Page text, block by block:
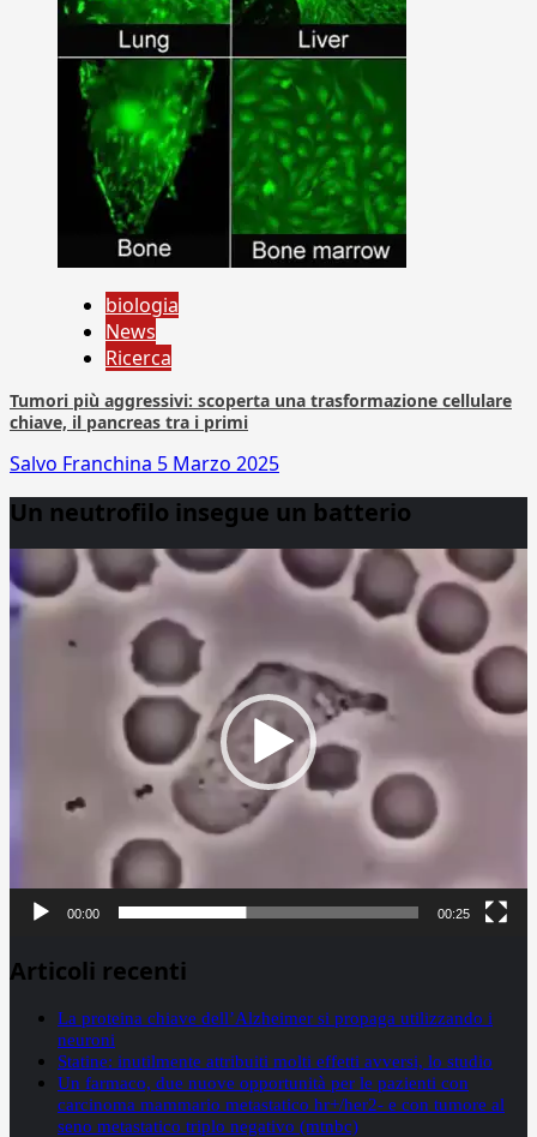
biologia
News
Ricerca
Tumori più aggressivi: scoperta una trasformazione cellulare
chiave, il pancreas tra i primi
Salvo Franchina 5 Marzo 2025
Un neutrofilo insegue un batterio
Player
00:00 00:25
Articoli recenti
La proteina chiave dell’Alzheimer si propaga utilizzando i
neuroni
Statine: inutilmente attribuiti molti effetti avversi, lo studio
Un farmaco, due nuove opportunità per le pazienti con
carcinoma mammario metastatico hr+/her2- e con tumore al
seno metastatico triplo negativo (mtnbc)